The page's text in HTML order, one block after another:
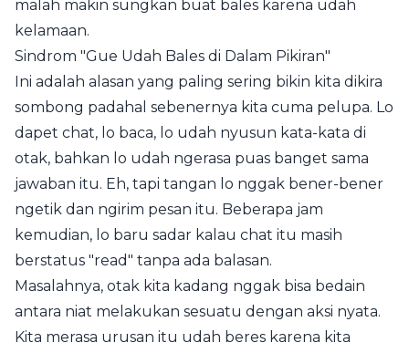
malah makin sungkan buat bales karena udah
kelamaan.
Sindrom "Gue Udah Bales di Dalam Pikiran"
Ini adalah alasan yang paling sering bikin kita dikira
sombong padahal sebenernya kita cuma pelupa. Lo
dapet chat, lo baca, lo udah nyusun kata-kata di
otak, bahkan lo udah ngerasa puas banget sama
jawaban itu. Eh, tapi tangan lo nggak bener-bener
ngetik dan ngirim pesan itu. Beberapa jam
kemudian, lo baru sadar kalau chat itu masih
berstatus "read" tanpa ada balasan.
Masalahnya, otak kita kadang nggak bisa bedain
antara niat melakukan sesuatu dengan aksi nyata.
Kita merasa urusan itu udah beres karena kita